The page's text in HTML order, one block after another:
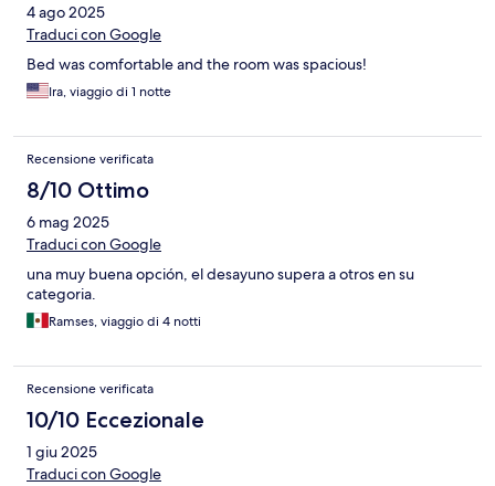
4 ago 2025
Traduci con Google
Bed was comfortable and the room was spacious!
Ira, viaggio di 1 notte
Recensione verificata
8/10 Ottimo
6 mag 2025
Traduci con Google
una muy buena opción, el desayuno supera a otros en su
categoria.
Ramses, viaggio di 4 notti
Recensione verificata
10/10 Eccezionale
1 giu 2025
Traduci con Google